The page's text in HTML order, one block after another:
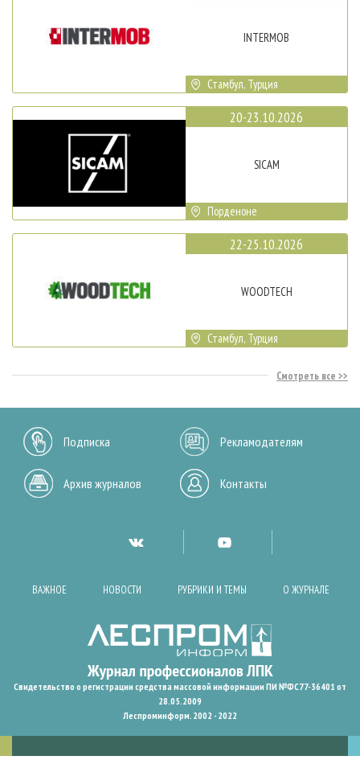
INTERMOB
Стамбул, Турция
20-23.10.2026
SICAM
Порденоне
22-25.10.2026
WOODTECH
Стамбул, Турция
Смотреть все
Подписка Рекламодателям
Архив журналов Контакты
ВАЖНОЕ НОВОСТИ РУБРИКИ И ТЕМЫ О ЖУРНАЛЕ
Свидетельство о регистрации средства массовой информации ПИ №ФС77-36401 от
28.05.2009
Леспроминформ. 2002 - 2022